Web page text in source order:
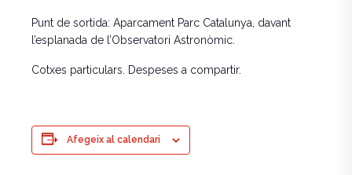
Punt de sortida: Aparcament Parc Catalunya, davant
l’esplanada de l’Observatori Astronòmic.
Cotxes particulars. Despeses a compartir.
Afegeix al calendari